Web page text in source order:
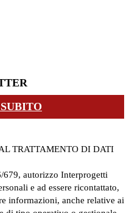
TRATTAMENTO DI DATI
679, autorizzo Interprogetti
e ad essere ricontattato,
informazioni, anche relative ai